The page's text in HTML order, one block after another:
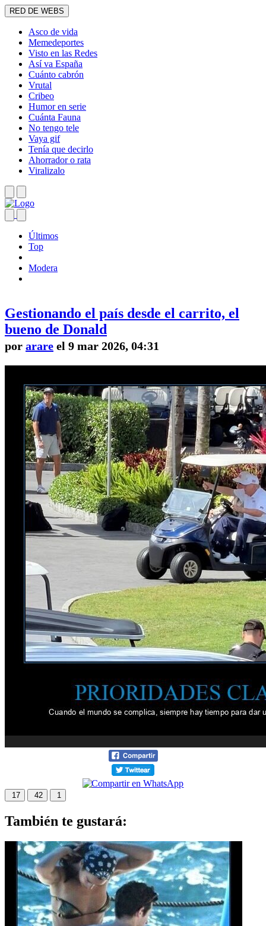
RED DE WEBS
Asco de vida
Memedeportes
Visto en las Redes
Así va España
Cuánto cabrón
Vrutal
Cribeo
Humor en serie
Cuánta Fauna
No tengo tele
Vaya gif
Tenía que decirlo
Ahorrador o rata
Viralizalo
Últimos
Top
Modera
Gestionando el país desde el carrito, el
bueno de Donald
por arare el 9 mar 2026, 04:31
17 42 1
También te gustará: